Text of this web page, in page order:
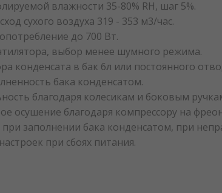
влажности 35-80% RH, шаг 5%.
сухого воздуха 319 - 353 м3/час.
до 700 Вт.
выбор менее шумного режима.
конденсата в бак 6л или постоянного
бака конденсатом.
благодаря колесикам и боковым
осушение благодаря компрессору на
заполнении бака конденсатом, при
при сбоях питания.